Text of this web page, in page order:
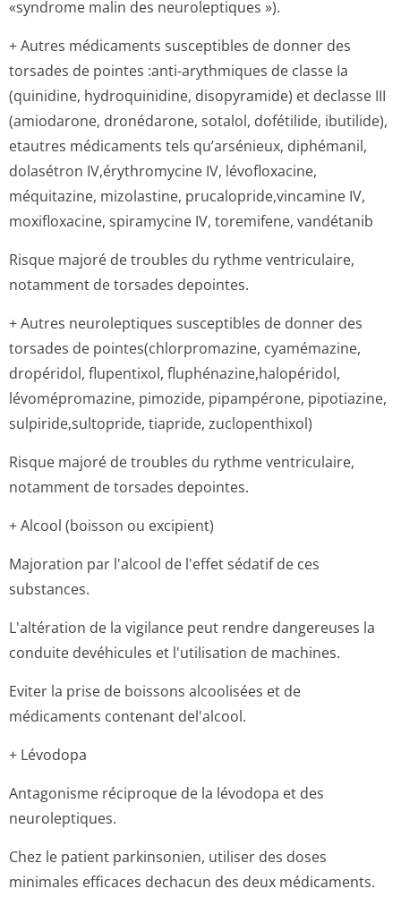
«syndrome malin des neuroleptiques »).
+ Autres médicaments susceptibles de donner des
torsades de pointes :anti-arythmiques de classe Ia
(quinidine, hydroquinidine, disopyramide) et declasse III
(amiodarone, dronédarone, sotalol, dofétilide, ibutilide),
etautres médicaments tels qu’arsénieux, diphémanil,
dolasétron IV,érythromycine IV, lévofloxacine,
méquitazine, mizolastine, prucalopride,vin­camine IV,
moxifloxacine, spiramycine IV, toremifene, vandétanib
Risque majoré de troubles du rythme ventriculaire,
notamment de torsades depointes.
+ Autres neuroleptiques susceptibles de donner des
torsades de pointes(chlor­promazine, cyamémazine,
dropéridol, flupentixol, fluphénazine,ha­lopéridol,
lévomépromazine, pimozide, pipampérone, pipotiazine,
sulpiride,sul­topride, tiapride, zuclopenthixol)
Risque majoré de troubles du rythme ventriculaire,
notamment de torsades depointes.
+ Alcool (boisson ou excipient)
Majoration par l'alcool de l'effet sédatif de ces
substances.
L'altération de la vigilance peut rendre dangereuses la
conduite devéhicules et l'utilisation de machines.
Eviter la prise de boissons alcoolisées et de
médicaments contenant del'alcool.
+ Lévodopa
Antagonisme réciproque de la lévodopa et des
neuroleptiques.
Chez le patient parkinsonien, utiliser des doses
minimales efficaces dechacun des deux médicaments.